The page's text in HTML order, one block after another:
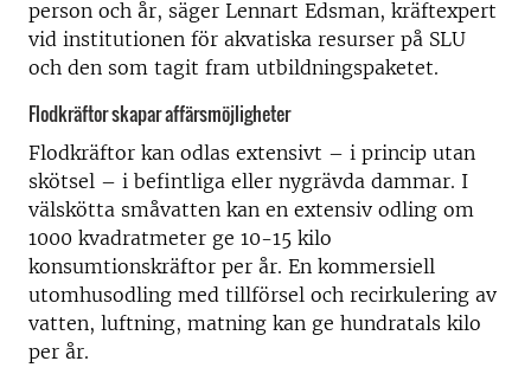
person och år, säger Lennart Edsman, kräftexpert
vid institutionen för akvatiska resurser på SLU
och den som tagit fram utbildningspaketet.
Flodkräftor skapar affärsmöjligheter
Flodkräftor kan odlas extensivt – i princip utan
skötsel – i befintliga eller nygrävda dammar. I
välskötta småvatten kan en extensiv odling om
1000 kvadratmeter ge 10-15 kilo
konsumtionskräftor per år. En kommersiell
utomhusodling med tillförsel och recirkulering av
vatten, luftning, matning kan ge hundratals kilo
per år.